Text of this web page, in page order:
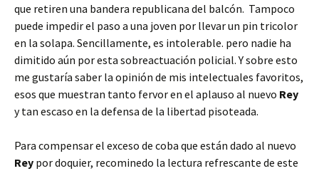
que retiren una bandera republicana del balcón. Tampoco
puede impedir el paso a una joven por llevar un pin tricolor
en la solapa. Sencillamente, es intolerable. pero nadie ha
dimitido aún por esta sobreactuación policial. Y sobre esto
me gustaría saber la opinión de mis intelectuales favoritos,
esos que muestran tanto fervor en el aplauso al nuevo Rey
y tan escaso en la defensa de la libertad pisoteada.
Para compensar el exceso de coba que están dado al nuevo
Rey por doquier, recominedo la lectura refrescante de este